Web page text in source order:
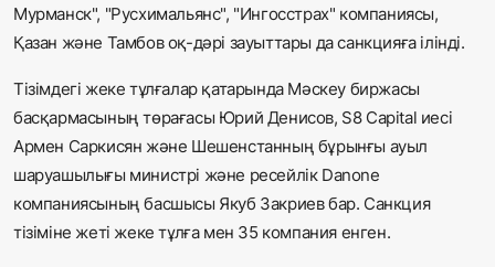
Мурманск", "Русхимальянс", "Ингосстрах" компаниясы,
Қазан және Тамбов оқ-дәрі зауыттары да санкцияға ілінді.
Тізімдегі жеке тұлғалар қатарында Мәскеу биржасы
басқармасының төрағасы Юрий Денисов, S8 Capital иесі
Армен Саркисян және Шешенстанның бұрынғы ауыл
шаруашылығы министрі және ресейлік Danone
компаниясының басшысы Якуб Закриев бар. Санкция
тізіміне жеті жеке тұлға мен 35 компания енген.